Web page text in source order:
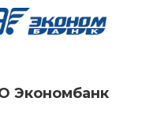
Экономбанк